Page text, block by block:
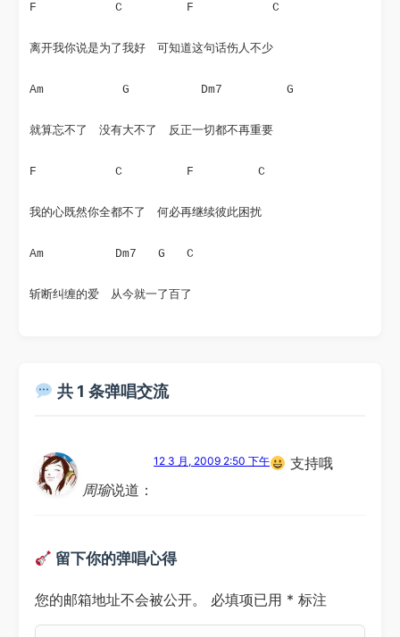
F           C         F           C
离开我你说是为了我好　可知道这句话伤人不少
Am           G          Dm7         G
就算忘不了　没有大不了　反正一切都不再重要
F           C         F         C
我的心既然你全都不了　何必再继续彼此困扰
Am          Dm7   G   C
斩断纠缠的爱　从今就一了百了
共 1 条弹唱交流
周瑜说道：
12 3 月, 2009 2:50 下午 支持哦
留下你的弹唱心得
您的邮箱地址不会被公开。 必填项已用 * 标注